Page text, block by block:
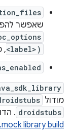
שאפשר
<label>)
,
מודול
droidstubs
.
library build